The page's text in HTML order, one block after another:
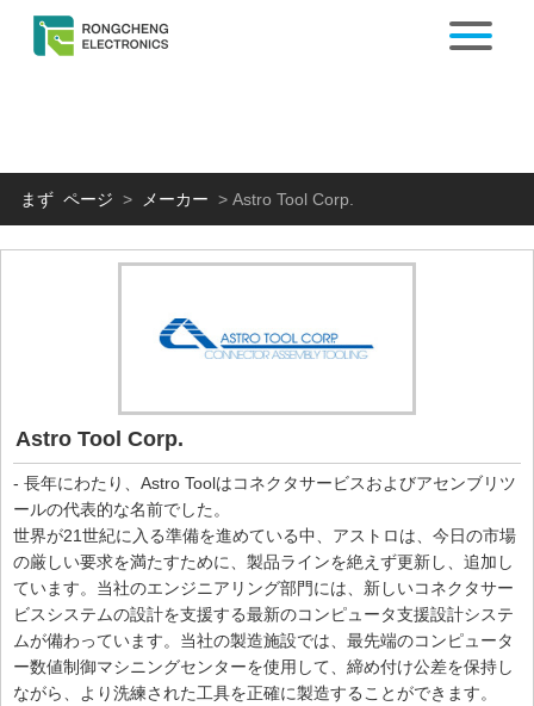
まず ページ > メーカー >Astro Tool Corp.
Astro Tool Corp.
- 長年にわたり、Astro Toolはコネクタサービスおよびアセンブリツ
ールの代表的な名前でした。
世界が21世紀に入る準備を進めている中、アストロは、今日の市場
の厳しい要求を満たすために、製品ラインを絶えず更新し、追加し
ています。当社のエンジニアリング部門には、新しいコネクタサー
ビスシステムの設計を支援する最新のコンピュータ支援設計システ
ムが備わっています。当社の製造施設では、最先端のコンピュータ
ー数値制御マシニングセンターを使用して、締め付け公差を保持し
ながら、より洗練された工具を正確に製造することができます。